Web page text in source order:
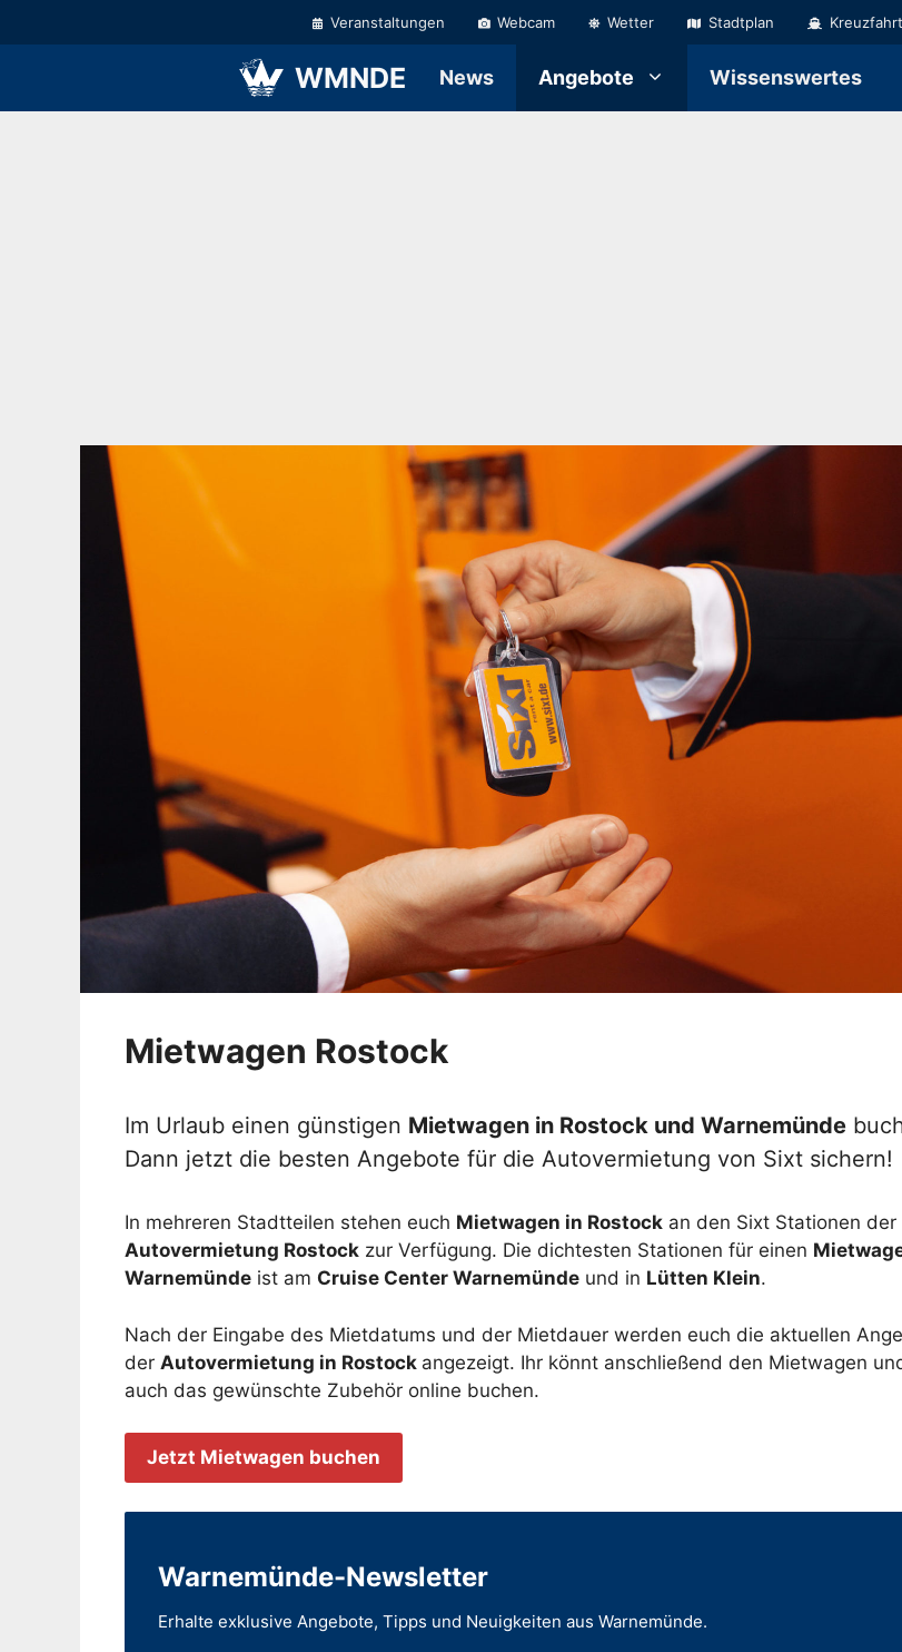
Inhalt
Veranstaltungen Webcam Wetter Stadtplan
WMNDE News Angebote Wissenswertes
Mietwagen Rostock
Im Urlaub einen günstigen Mietwagen in Rostock und Warnemünde
Dann jetzt die besten Angebote für die Autovermietung von Sixt sichern!
In mehreren Stadtteilen stehen euch Mietwagen in Rostock an den Sixt Stationen der
Autovermietung Rostock zur Verfügung. Die dichtesten Stationen für einen
Warnemünde ist am Cruise Center Warnemünde und in Lütten Klein.
Nach der Eingabe des Mietdatums und der Mietdauer werden euch die aktuellen
der Autovermietung in Rostock angezeigt. Ihr könnt anschließend den Mietwagen
auch das gewünschte Zubehör online buchen.
Jetzt Mietwagen buchen
Warnemünde-Newsletter
Erhalte exklusive Angebote, Tipps und Neuigkeiten aus Warnemünde.